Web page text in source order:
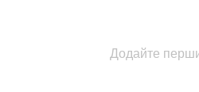
Додайте